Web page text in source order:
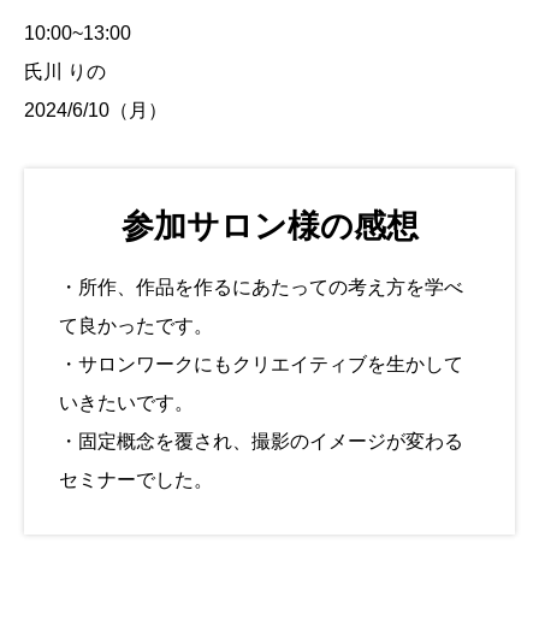
10:00~13:00
氏川 りの
2024/6/10（月）
参加サロン様の感想
・所作、作品を作るにあたっての考え方を学べ
て良かったです。
・サロンワークにもクリエイティブを生かして
いきたいです。
・固定概念を覆され、撮影のイメージが変わる
セミナーでした。